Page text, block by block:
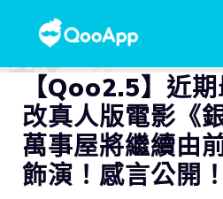
【Qoo2.5】近
改真人版電影《
萬事屋將繼續由
飾演！感言公開！